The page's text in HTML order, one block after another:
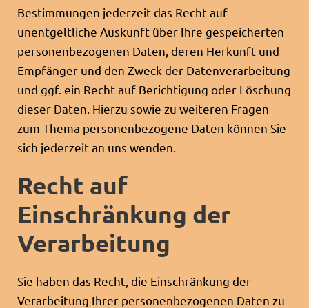
Bestimmungen jederzeit das Recht auf
unentgeltliche Auskunft über Ihre gespeicherten
personenbezogenen Daten, deren Herkunft und
Empfänger und den Zweck der Datenverarbeitung
und ggf. ein Recht auf Berichtigung oder Löschung
dieser Daten. Hierzu sowie zu weiteren Fragen
zum Thema personenbezogene Daten können Sie
sich jederzeit an uns wenden.
Recht auf
Einschränkung der
Verarbeitung
Sie haben das Recht, die Einschränkung der
Verarbeitung Ihrer personenbezogenen Daten zu